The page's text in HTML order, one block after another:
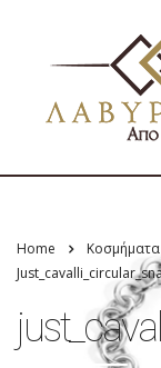
Home Κοσμήματα